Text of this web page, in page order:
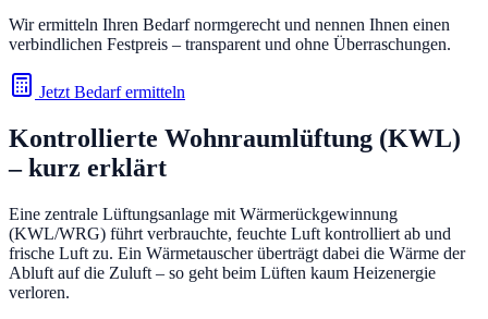
Wir ermitteln Ihren Bedarf normgerecht und nennen Ihnen einen
verbindlichen Festpreis – transparent und ohne Überraschungen.
Jetzt Bedarf ermitteln
Kontrollierte Wohnraumlüftung (KWL)
– kurz erklärt
Eine zentrale Lüftungsanlage mit Wärmerückgewinnung
(KWL/WRG) führt verbrauchte, feuchte Luft kontrolliert ab und
frische Luft zu. Ein Wärmetauscher überträgt dabei die Wärme der
Abluft auf die Zuluft – so geht beim Lüften kaum Heizenergie
verloren.